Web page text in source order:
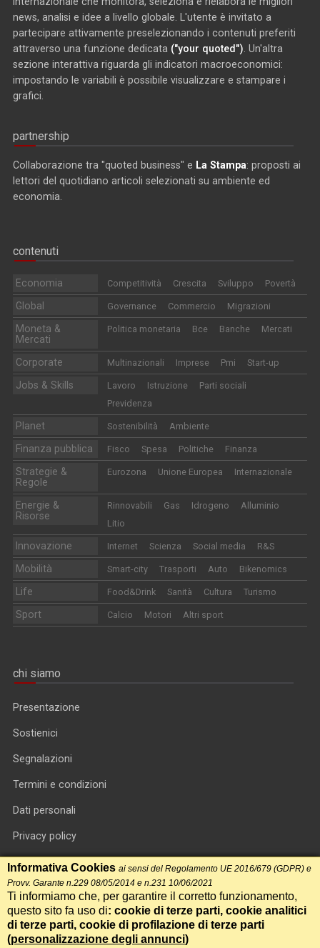
news, analisi e idee a livello globale. L'utente è invitato a
partecipare attivamente preselezionando i contenuti preferiti
attraverso una funzione dedicata ("your quoted") . Un'altra
sezione interattiva riguarda gli indicatori macroeconomici:
impostando le variabili è possibile visualizzare e stampare i
grafici.
partnership
Collaborazione tra "quoted business" e La Stampa: proposti ai
lettori del quotidiano articoli selezionati su ambiente ed
economia.
contenuti
Economia Competitività Crescita Sviluppo Povertà
Global Governance Commercio Migrazioni
Moneta &
Mercati
Politica monetaria Bce Banche Mercati
Corporate Multinazionali Imprese Pmi Start-up
Jobs & Skills Lavoro Istruzione
Parti sociali
Previdenza
Planet Sostenibilità Ambiente
Finanza pubblica Fisco Spesa Politiche Finanza
Strategie &
Regole
Eurozona Unione Europea Internazionale
Energie &
Risorse
Rinnovabili Gas Idrogeno
Alluminio
Litio
Innovazione Internet Scienza Social media R&S
Mobilità Smart-city Trasporti Auto Bikenomics
Life Food&Drink Sanità Cultura Turismo
Sport Calcio Motori Altri sport
chi siamo
Presentazione
Sostienici
Segnalazioni
Termini e condizioni
Dati personali
Privacy policy
Informativa cookie
RSS feed
RSS Top News
Contatti
Informativa Cookies ai sensi del Regolamento UE 2016/679 (GDPR) e
Provv. Garante n.229 08/05/2014 e n.231 10/06/2021
Ti informiamo che, per garantire il corretto funzionamento,
questo sito fa uso di: cookie di terze parti, cookie analitici
di terze parti, cookie di profilazione di terze parti
(personalizzazione degli annunci)